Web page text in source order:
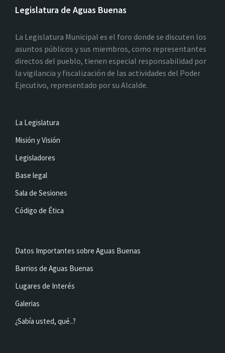
Legislatura de Aguas Buenas
La Legislatura Municipal es el foro donde se discuten los
asuntos públicos y sus miembros, como representantes
directos del pueblo, tienen especial responsabilidad por
la vigilancia y fiscalización de las actividades del Poder
Ejecutivo, representado por su Alcalde.
La Legislatura
Misión y Visión
Legisladores
Base legal
Sala de Sesiones
Código de Ética
Datos Importantes sobre Aguas Buenas
Barrios de Aguas Buenas
Lugares de Interés
Galerias
¿Sabía usted, qué..?